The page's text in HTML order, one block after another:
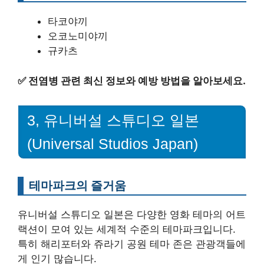
타코야끼
오코노미야끼
규카츠
✅ 전염병 관련 최신 정보와 예방 방법을 알아보세요.
3, 유니버설 스튜디오 일본
(Universal Studios Japan)
테마파크의 즐거움
유니버설 스튜디오 일본은 다양한 영화 테마의 어트
랙션이 모여 있는 세계적 수준의 테마파크입니다.
특히 해리포터와 쥬라기 공원 테마 존은 관광객들에
게 인기 많습니다.